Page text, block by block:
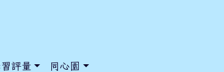
評量 同心園